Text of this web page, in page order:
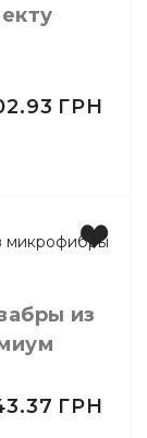
см
к
ГРН
из
ГРН